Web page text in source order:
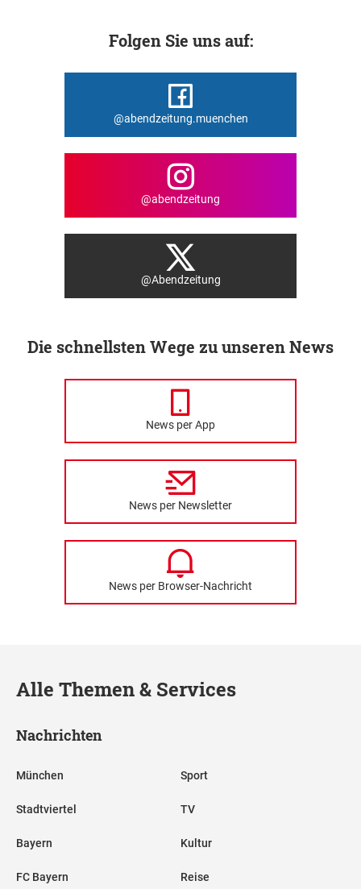
Folgen Sie uns auf:
@abendzeitung.muenchen
@abendzeitung
@Abendzeitung
Die schnellsten Wege zu unseren News
News per App
News per Newsletter
News per Browser-Nachricht
Alle Themen & Services
Nachrichten
München
Stadtviertel
Bayern
FC Bayern
Sport
TV
Kultur
Reise